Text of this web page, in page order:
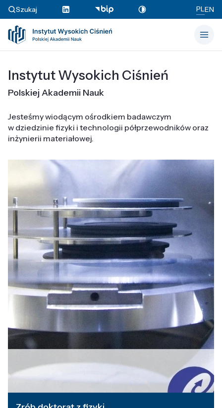
Szukaj PLEN
Instytut Wysokich Ciśnień
Polskiej Akademii Nauk
Jesteśmy wiodącym ośrodkiem badawczym
w dziedzinie fizyki i technologii półprzewodników oraz
inżynierii materiałowej.